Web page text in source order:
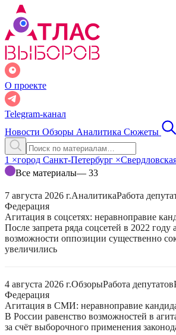
О проекте
Telegram-канал
Новости Обзоры Аналитика Сюжеты
1 ×город Санкт-Петербург ×
Все материалы— 33
7 августа 2026 г.АналитикаРабота
Федерация
Агитация в соцсетях: неравноправие
После запрета ряда соцсетей в 2022
возможности оппозиции существенно
увеличились
4 августа 2026 г.ОбзорыРабота депутатов
Федерация
Агитация в СМИ: неравноправие
В России равенство возможностей в
за счёт выборочного применения